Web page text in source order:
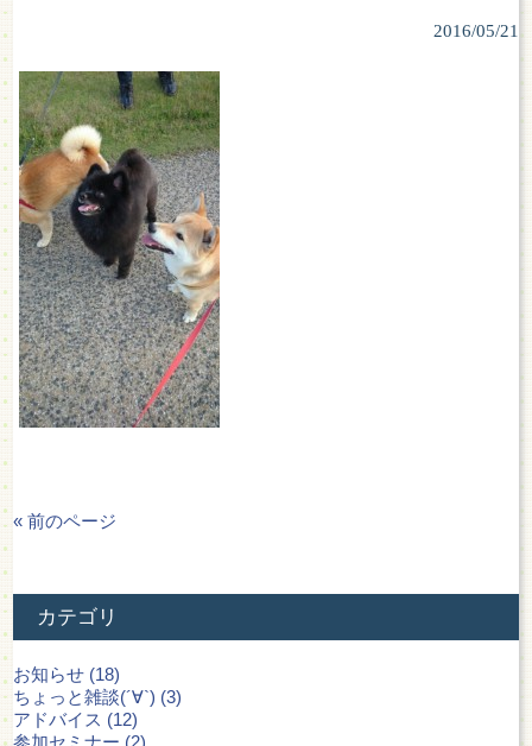
2016/05/21
« 前のページ
カテゴリ
お知らせ (18)
ちょっと雑談(´∀`) (3)
アドバイス (12)
参加セミナー (2)